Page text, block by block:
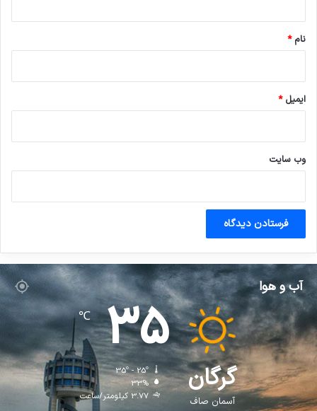
نام*
ایمیل*
وب‌ سایت
آب و هوا
گرگان
آسمان صاف
35
℃
35º - 25º
33%
3.77 کیلومتر/ساعت